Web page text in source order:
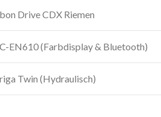
Drive CDX Riemen
EN610 (Farbdisplay & Bluetooth)
Twin (Hydraulisch)